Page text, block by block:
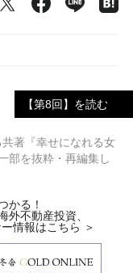
【第8回】を読む
著『幸せになれる女
部を抜粋・再編集し
かる！
外不動産投資、
情報はこちら ＞